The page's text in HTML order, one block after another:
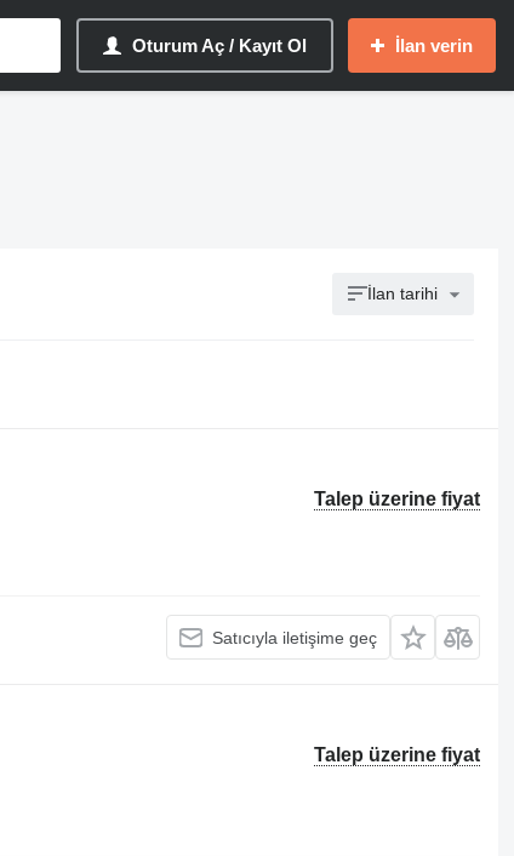
Oturum Aç / Kayıt Ol İlan verin
İlan tarihi
Talep üzerine fiyat
Satıcıyla iletişime geç
Talep üzerine fiyat